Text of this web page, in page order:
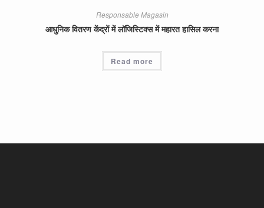
Responsable Magasin
आधुनिक वितरण केंद्रों में लॉजिस्टिक्स में महारत हासिल करना
Read more